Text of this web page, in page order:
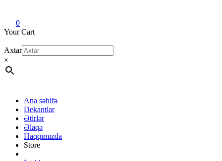
0
Your Cart
Axtar
×
Ana səhifə
Dekantlar
Ətirlər
Əlaqə
Haqqımızda
Store